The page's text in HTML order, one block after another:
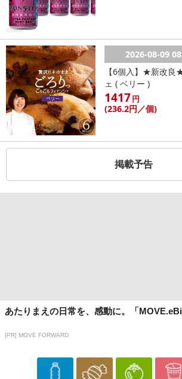
2026-08-09
【6個入】★新改良
ェ ( ベリー )
1417円
(236.2円／個)
掲載予告
あたりまえの日常を、感動に。「
[PR] MOVE FORWARD